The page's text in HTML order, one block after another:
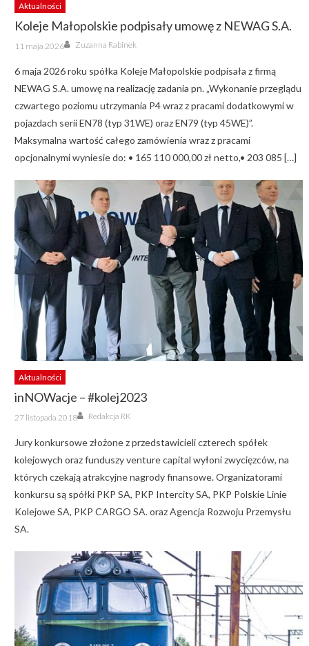
Aktualności
Koleje Małopolskie podpisały umowę z NEWAG S.A.
Posted
on
11 maja 2026 Author
Zuzanna Rabinek
6 maja 2026 roku spółka Koleje Małopolskie podpisała z firmą
NEWAG S.A. umowę na realizację zadania pn. „Wykonanie przeglądu
czwartego poziomu utrzymania P4 wraz z pracami dodatkowymi w
pojazdach serii EN78 (typ 31WE) oraz EN79 (typ 45WE)”.
Maksymalna wartość całego zamówienia wraz z pracami
opcjonalnymi wyniesie do: • 165 110 000,00 zł netto,• 203 085 […]
Aktualności
inNOWacje – #kolej2023
Posted
on
27 listopada 2018 Author
Redakcja RK
Jury konkursowe złożone z przedstawicieli czterech spółek
kolejowych oraz funduszy venture capital wyłoni zwycięzców, na
których czekają atrakcyjne nagrody finansowe. Organizatorami
konkursu są spółki PKP SA, PKP Intercity SA, PKP Polskie Linie
Kolejowe SA, PKP CARGO SA. oraz Agencja Rozwoju Przemysłu
SA.